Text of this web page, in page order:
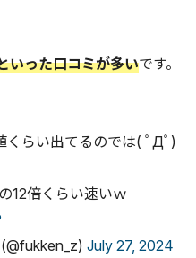
い可能性がある
と戸数で工事期間が大きく変
事費残債がある
ている・向いていない
新情報
円現金キャッシュバック
円キャッシュバック（併用不
いった口コミが多いです。
くらい出てるのでは( ﾟДﾟ)
12倍くらい速いｗ
July 27, 2024